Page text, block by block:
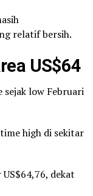
relatif bersih.
US$64
low Februari
high di sekitar
dekat